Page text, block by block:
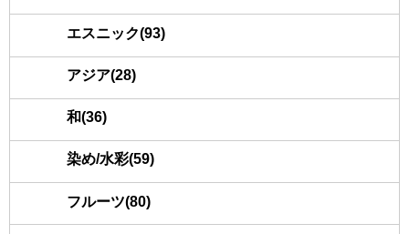
エスニック(93)
アジア(28)
和(36)
染め/水彩(59)
フルーツ(80)